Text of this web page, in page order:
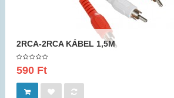
2RCA-2RCA KÁBEL 1,5M
590 Ft